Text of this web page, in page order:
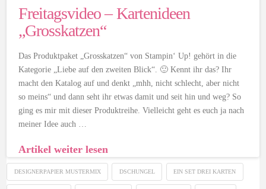
Freitagsvideo – Kartenideen
„Grosskatzen“
Das Produktpaket „Grosskatzen“ von Stampin‘ Up! gehört in die
Kategorie „Liebe auf den zweiten Blick“. 🙂 Kennt ihr das? Ihr
macht den Katalog auf und denkt „mhh, nicht schlecht, aber nicht
so meins“ und dann seht ihr etwas damit und seit hin und weg? So
ging es mir mit dieser Produktreihe. Vielleicht geht es euch ja nach
meiner Idee auch …
Artikel weiter lesen
DESIGNERPAPIER MUSTERMIX DSCHUNGEL EIN SET DREI KARTEN